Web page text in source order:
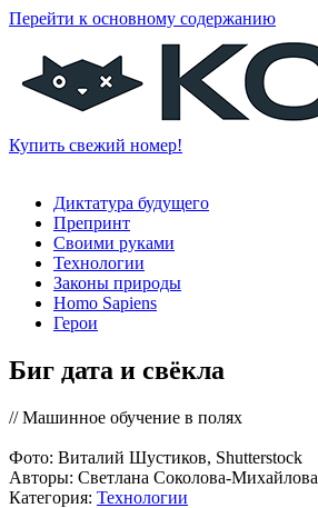
Перейти к основному содержанию
Купить свежий номер!
Диктатура будущего
Препринт
Своими руками
Технологии
Законы природы
Homo Sapiens
Герои
Биг дата и свёкла
// Машинное обучение в полях
Фото: Виталий Шустиков, Shutterstock
Авторы: Светлана Соколова-Михайлова
Категория: Технологии